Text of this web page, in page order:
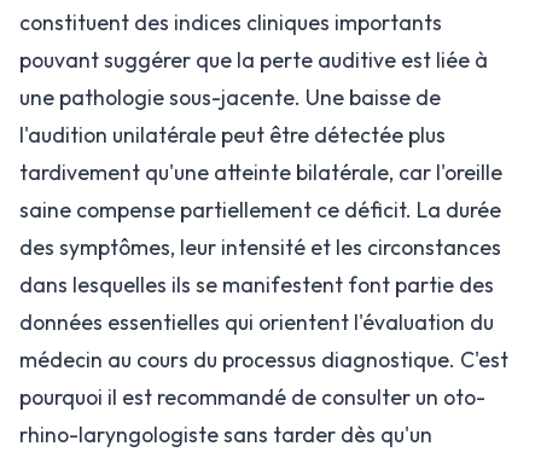
constituent des indices cliniques importants
pouvant suggérer que la perte auditive est liée à
une pathologie sous-jacente. Une baisse de
l'audition unilatérale peut être détectée plus
tardivement qu'une atteinte bilatérale, car l'oreille
saine compense partiellement ce déficit. La durée
des symptômes, leur intensité et les circonstances
dans lesquelles ils se manifestent font partie des
données essentielles qui orientent l'évaluation du
médecin au cours du processus diagnostique. C'est
pourquoi il est recommandé de consulter un oto-
rhino-laryngologiste sans tarder dès qu'un